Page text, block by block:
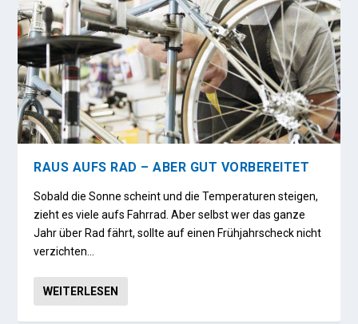
RAUS AUFS RAD – ABER GUT VORBEREITET
Sobald die Sonne scheint und die Temperaturen steigen,
zieht es viele aufs Fahrrad. Aber selbst wer das ganze
Jahr über Rad fährt, sollte auf einen Frühjahrscheck nicht
verzichten…
WEITERLESEN